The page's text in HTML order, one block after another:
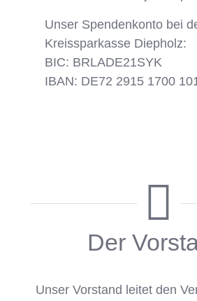
Unser Spendenkonto bei
Kreissparkasse Diepholz:
BIC: BRLADE21SYK
IBAN: DE72 2915 1700
Der
Unser Vorstand leitet den